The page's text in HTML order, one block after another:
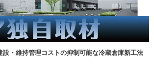
設・維持管理コストの抑制可能な冷蔵倉庫新工法